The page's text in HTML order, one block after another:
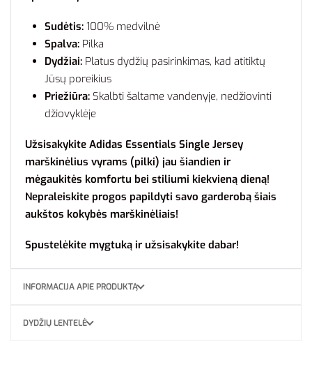
Sudėtis: 100% medvilnė
Spalva: Pilka
Dydžiai: Platus dydžių pasirinkimas, kad atitiktų
Jūsų poreikius
Priežiūra: Skalbti šaltame vandenyje, nedžiovinti
džiovyklėje
Užsisakykite Adidas Essentials Single Jersey
marškinėlius vyrams (pilki) jau šiandien ir
mėgaukitės komfortu bei stiliumi kiekvieną dieną!
Nepraleiskite progos papildyti savo garderobą šiais
aukštos kokybės marškinėliais!
Spustelėkite mygtuką ir užsisakykite dabar!
INFORMACIJA APIE PRODUKTĄ
DYDŽIŲ LENTELĖ